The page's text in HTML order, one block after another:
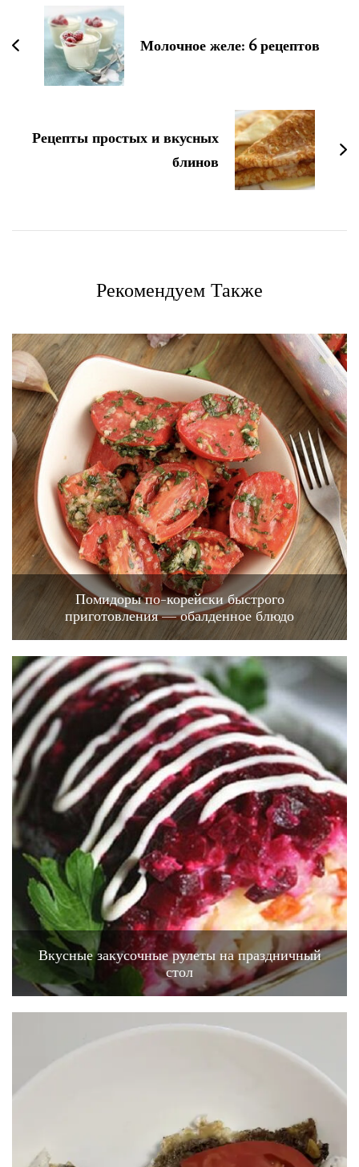
записям
Молочное желе: 6 рецептов
Рецепты простых и вкусных
блинов
Рекомендуем Также
Помидоры по-корейски быстрого
приготовления — обалденное блюдо
Вкусные закусочные рулеты на праздничный
стол